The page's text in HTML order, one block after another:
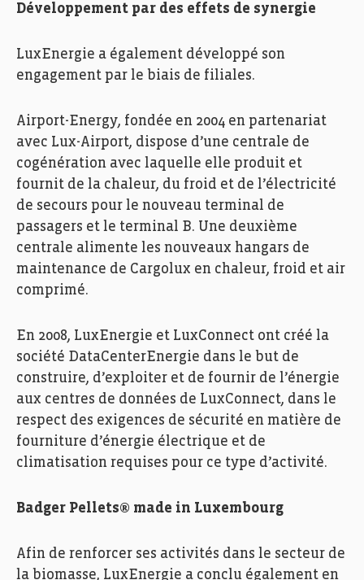
Ann Sophie Lindström
Ann Sophie Lindström
Développement par des effets de synergie
LuxEnergie a également développé son
engagement par le biais de filiales.
Airport-Energy, fondée en 2004 en partenariat
avec Lux-Airport, dispose d’une centrale de
cogénération avec laquelle elle produit et
fournit de la chaleur, du froid et de l’électricité
de secours pour le nouveau terminal de
passagers et le terminal B. Une deuxième
centrale alimente les nouveaux hangars de
maintenance de Cargolux en chaleur, froid et air
comprimé.
En 2008, LuxEnergie et LuxConnect ont créé la
société DataCenterEnergie dans le but de
construire, d’exploiter et de fournir de l’énergie
aux centres de données de LuxConnect, dans le
respect des exigences de sécurité en matière de
fourniture d’énergie électrique et de
climatisation requises pour ce type d’activité.
Badger Pellets® made in Luxembourg
Afin de renforcer ses activités dans le secteur de
la biomasse, LuxEnergie a conclu également en